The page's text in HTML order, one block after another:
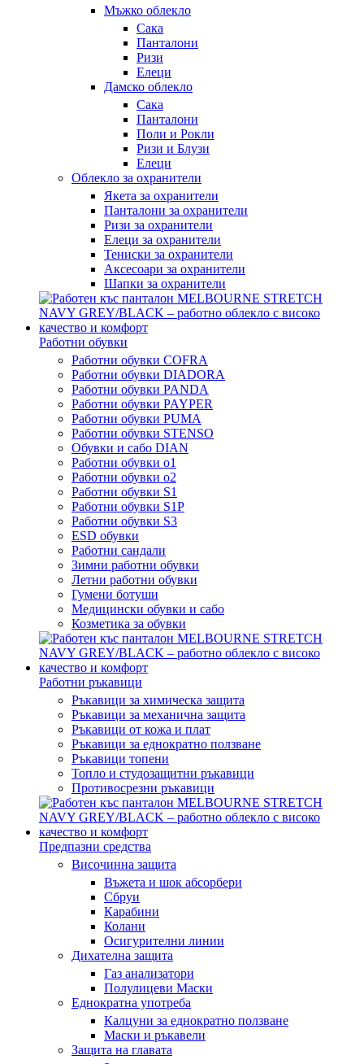
Мъжко облекло
Сака
Панталони
Ризи
Елеци
Дамско облекло
Сака
Панталони
Поли и Рокли
Ризи и Блузи
Елеци
Облекло за охранители
Якета за охранители
Панталони за охранители
Ризи за охранители
Елеци за охранители
Тениски за охранители
Аксесоари за охранители
Шапки за охранители
Работни обувки
Работни обувки COFRA
Работни обувки DIADORA
Работни обувки PANDA
Работни обувки PAYPER
Работни обувки PUMA
Работни обувки STENSO
Обувки и сабо DIAN
Работни обувки o1
Работни обувки o2
Работни обувки S1
Работни обувки S1P
Работни обувки S3
ESD обувки
Работни сандали
Зимни работни обувки
Летни работни обувки
Гумени ботуши
Медицински обувки и сабо
Козметика за обувки
Работни ръкавици
Ръкавици за химическа защита
Ръкавици за механична защита
Ръкавици от кожа и плат
Ръкавици за еднократно ползване
Ръкавици топени
Топло и студозащитни ръкавици
Противосрезни ръкавици
Предпазни средства
Височинна защита
Въжета и шок абсорбери
Сбруи
Карабини
Колани
Осигурителни линии
Дихателна защита
Газ анализатори
Полулицеви Маски
Еднократна употреба
Калцуни за еднократно ползване
Маски и ръкавели
Защита на главата